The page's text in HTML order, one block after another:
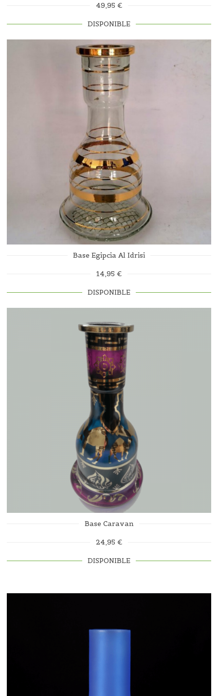
49,95 €
DISPONIBLE
Base Egipcia Al Idrisi
14,95 €
DISPONIBLE
Base Caravan
24,95 €
DISPONIBLE